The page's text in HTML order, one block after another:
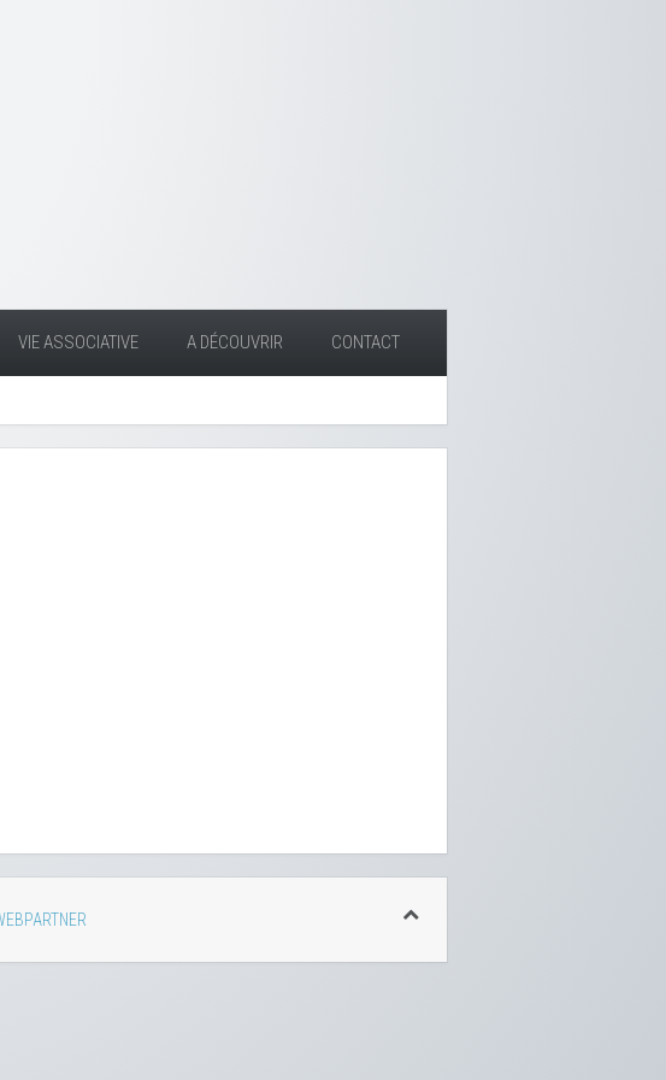
VIE ASSOCIATIVE A DÉCOUVRIR CONTACT